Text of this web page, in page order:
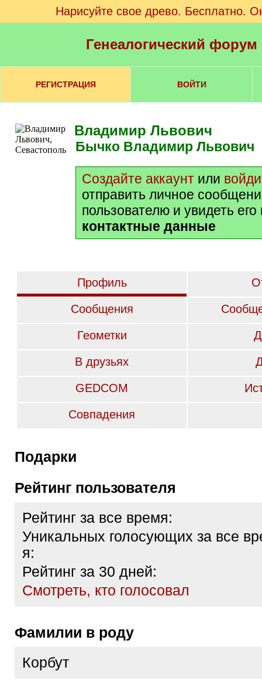
Нарисуйте свое древо. Бесплатно.
Генеалогический
РЕГИСТРАЦИЯ ВОЙТИ
Владимир Львович
Бычко Владимир Львович
Создайте аккаунт или
отправить личное
пользователю и увидеть
контактные данные
Профиль
Сообщения
Геометки
В друзьях
GEDCOM
Совпадения
Подарки
Рейтинг пользователя
Рейтинг за все время:
Уникальных голосующих за все
я:
Рейтинг за 30 дней:
Cмотреть, кто голосовал
Фамилии в роду
Корбут